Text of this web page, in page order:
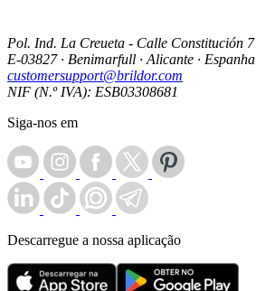
Pol. Ind. La Creueta - Calle Constitución 7
E-03827 · Benimarfull · Alicante · Espanha
customersupport@brildor.com
NIF (N.º IVA): ESB03308681
Siga-nos em
Descarregue a nossa aplicação